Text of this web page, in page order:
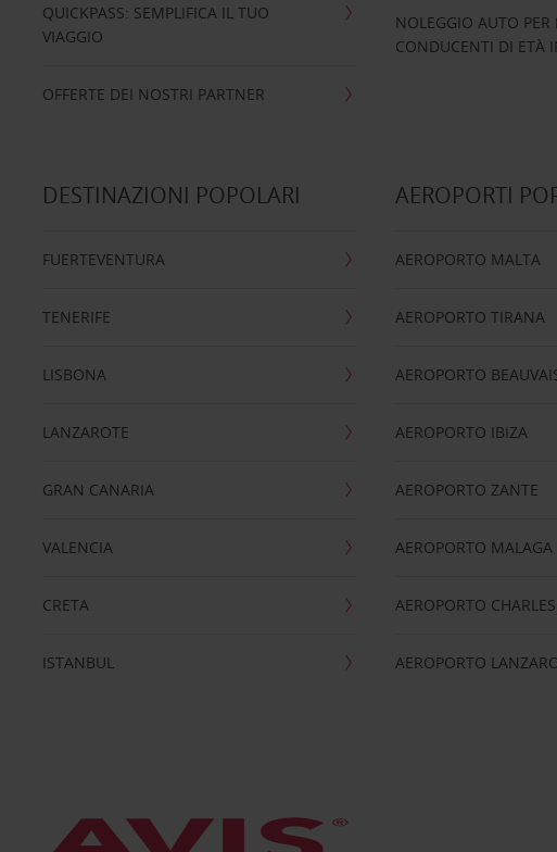
QUICKPASS: SEMPLIFICA IL TUO
VIAGGIO
OFFERTE DEI NOSTRI PARTNER
NOLEGGIO AUTO PER
CONDUCENTI DI ETÀ
DESTINAZIONI POPOLARI
FUERTEVENTURA
TENERIFE
LISBONA
LANZAROTE
GRAN CANARIA
VALENCIA
CRETA
ISTANBUL
AEROPORTI
AEROPORTO MALTA
AEROPORTO TIRANA
AEROPORTO
AEROPORTO IBIZA
AEROPORTO ZANTE
AEROPORTO MALAGA
AEROPORTO
AEROPORTO